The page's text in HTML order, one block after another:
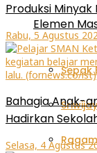
Elemen
Sepak
Produksi Minyak
Rabu, 5 Agustus
Bahagia Anak-
Hadirkan
Selasa, 4 Agustus